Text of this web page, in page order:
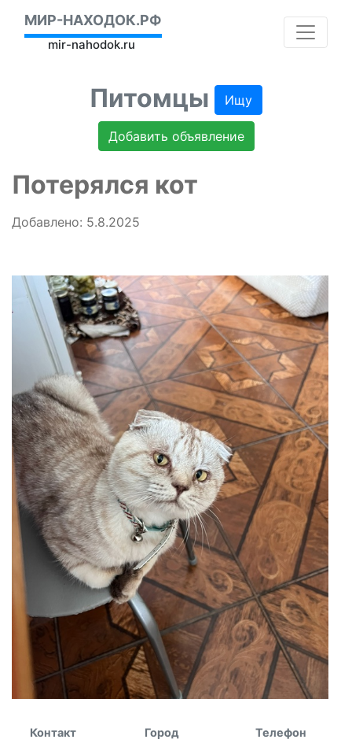
МИР-НАХОДОК.РФ
mir-nahodok.ru
Питомцы Ищу
Добавить объявление
Потерялся кот
Добавлено: 5.8.2025
Контакт Город Телефон